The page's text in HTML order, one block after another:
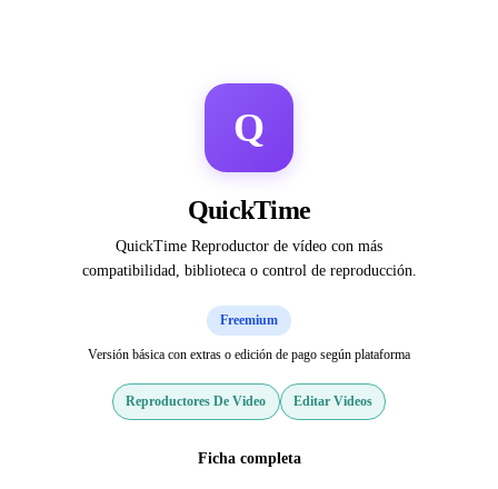
Q
QuickTime
QuickTime Reproductor de vídeo con más
compatibilidad, biblioteca o control de reproducción.
Freemium
Versión básica con extras o edición de pago según plataforma
Reproductores De Video Editar Videos
Ficha completa